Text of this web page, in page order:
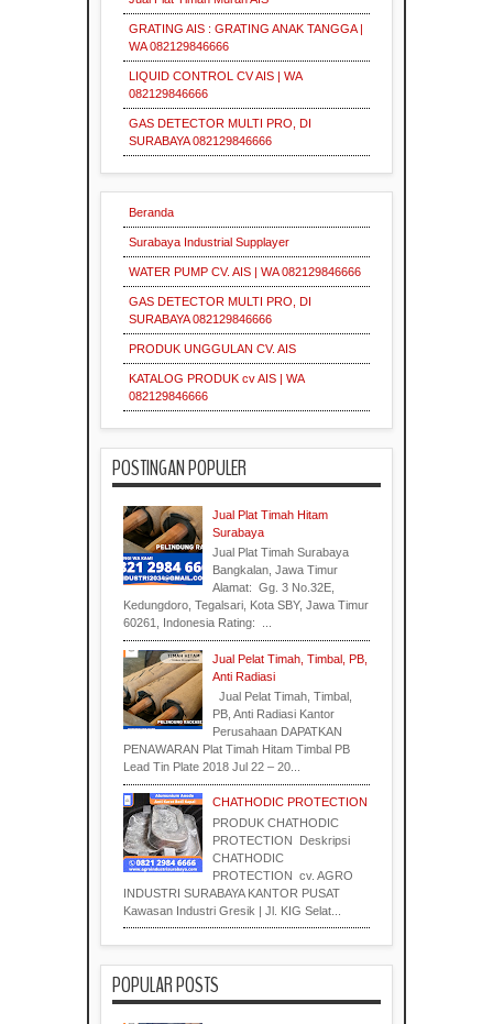
supplier
Serrated
Industri
Grating Galvanis
Supplier Grating
Galvanis Indonesia
Pallet Mesh
Industri
Pallet Mesh
Industri
Industri
Grating
Surabaya
Indonesia
Indonesia
Indonesia
Industrial
Industrial Supplier
Industrial
Supplier
Industrial
Indonesia
Industrial
Indonesia
Industri
Material
Indonesia
Insulasi
Insulasi
Plat
Industri
Material Industri
Industri
Supplier
Industri
Surabaya
Indonesia
GRATING AIS : GRATING ANAK TANGGA |
WA 082129846666
LIQUID CONTROL CV AIS | WA
082129846666
GAS DETECTOR MULTI PRO, DI
SURABAYA 082129846666
Beranda
Surabaya Industrial Supplayer
WATER PUMP CV. AIS | WA 082129846666
GAS DETECTOR MULTI PRO, DI
SURABAYA 082129846666
PRODUK UNGGULAN CV. AIS
KATALOG PRODUK cv AIS | WA
082129846666
POSTINGAN POPULER
Jual Plat Timah Hitam
Surabaya
Jual Plat Timah Surabaya
Bangkalan, Jawa Timur
Alamat: Gg. 3 No.32E,
Kedungdoro, Tegalsari, Kota SBY, Jawa Timur
60261, Indonesia Rating: ...
Jual Pelat Timah, Timbal, PB,
Anti Radiasi
Jual Pelat Timah, Timbal,
PB, Anti Radiasi Kantor
Perusahaan DAPATKAN
PENAWARAN Plat Timah Hitam Timbal PB
Lead Tin Plate 2018 Jul 22 – 20...
CHATHODIC PROTECTION
PRODUK CHATHODIC
PROTECTION Deskripsi
CHATHODIC
PROTECTION cv. AGRO
INDUSTRI SURABAYA KANTOR PUSAT
Kawasan Industri Gresik | Jl. KIG Selat...
POPULAR POSTS